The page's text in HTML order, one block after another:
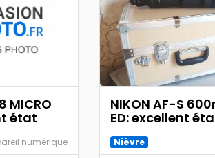
MICRO
état
numérique
NIKON AF-S
ED: excellent
Nièvre